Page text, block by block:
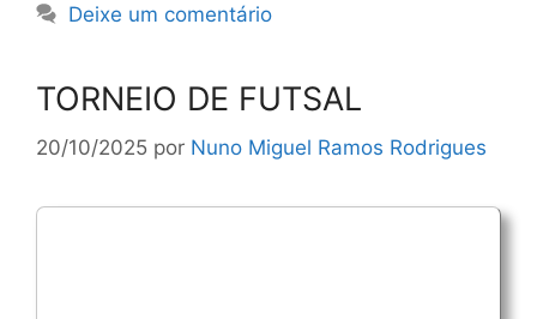
Deixe um comentário
TORNEIO DE FUTSAL
20/10/2025 por Nuno Miguel Ramos Rodrigues